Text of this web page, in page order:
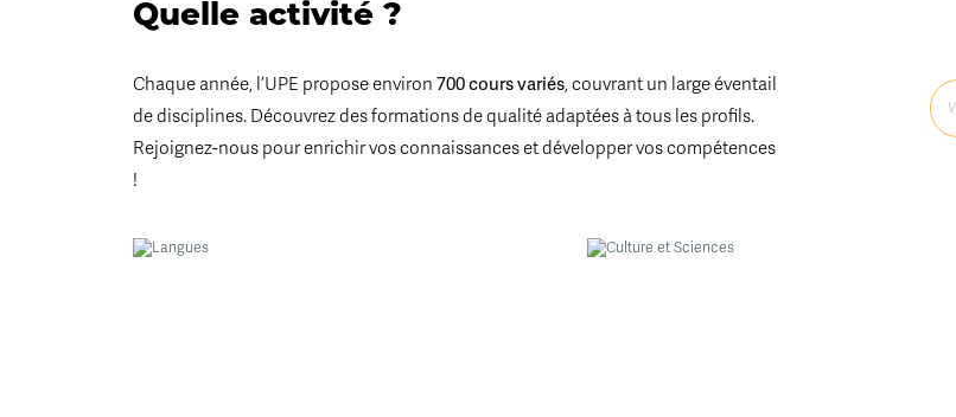
Quelle activité ?
Chaque année, l’UPE propose environ 700 cours variés, couvrant un large éventail
de disciplines. Découvrez des formations de qualité adaptées à tous les profils.
Rejoignez-nous pour enrichir vos connaissances et développer vos compétences
!